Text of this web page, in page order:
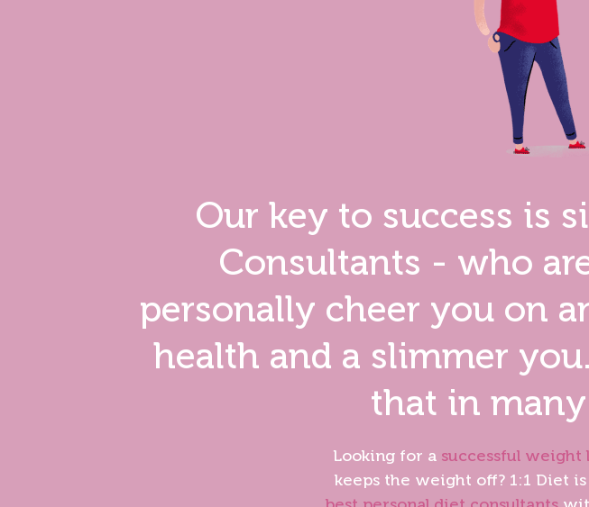
Our key to success is
Consultants - who
personally cheer you on
health and a slimmer
that in
Looking for a successful weight
keeps the weight off? 1:1 Diet